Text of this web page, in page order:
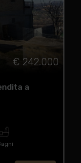
€ 242.000
a